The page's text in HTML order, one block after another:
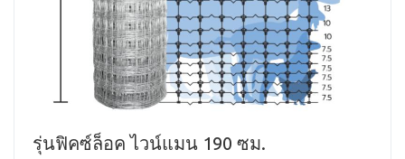
รุ่นฟิคซ์ล็อค ไวน์แมน 190 ซม.